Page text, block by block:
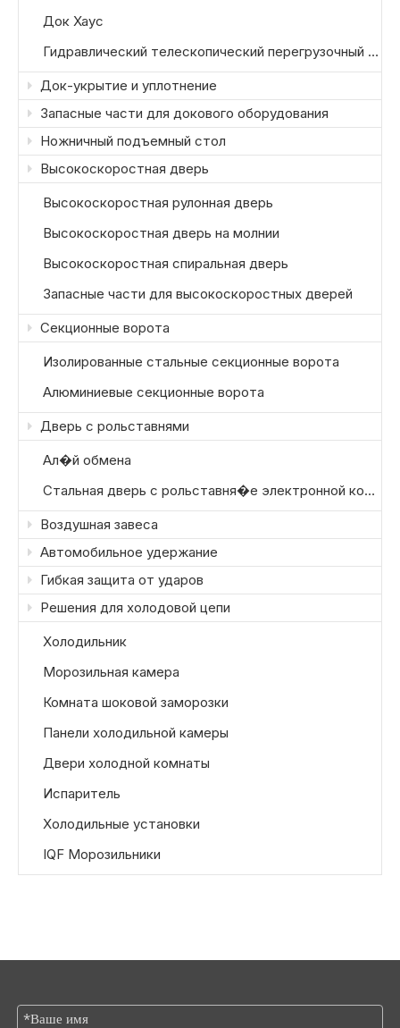
Док Хаус
Гидравлический телескопический перегрузочный мост
Док-укрытие и уплотнение
Запасные части для докового оборудования
Ножничный подъемный стол
Высокоскоростная дверь
Высокоскоростная рулонная дверь
Высокоскоростная дверь на молнии
Высокоскоростная спиральная дверь
Запасные части для высокоскоростных дверей
Секционные ворота
Изолированные стальные секционные ворота
Алюминиевые секционные ворота
Дверь с рольставнями
Ал�й обмена
Стальная дверь с рольставня�е электронной коммерции склады могут получать прицепы от разных транспортных компаний, каждая из которых имеет немного разную высоту погрузки и конфигурацию.
Воздушная завеса
Автомобильное удержание
Гибкая защита от ударов
Решения для холодовой цепи
Холодильник
Морозильная камера
Комната шоковой заморозки
Панели холодильной камеры
Двери холодной комнаты
Испаритель
Холодильные установки
IQF Морозильники